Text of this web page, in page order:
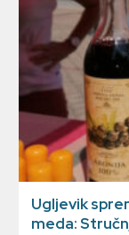
Ugljevik
meda: